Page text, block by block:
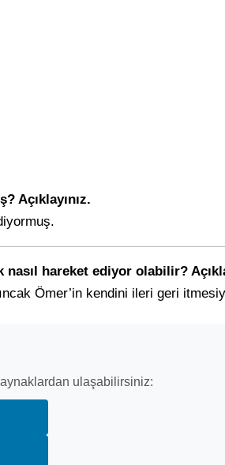
Açıklayınız.
hareket ediyor olabilir?
Ömer’in kendini ileri geri
ulaşabilirsiniz: